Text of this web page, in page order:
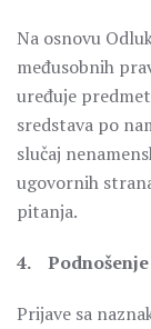
Na osnovu
međusobnih
uređuje
sredstava po
slučaj
ugovornih
pitanja.
4.
Prijave sa